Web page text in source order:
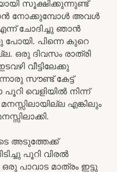
സൂക്ഷിക്കുന്നുണ്ട്
നോക്കുമ്പോൾ അവൾ
ചോദിച്ചു ഞാൻ
പിന്നെ കുറെ
ഒരു ദിവസം രാത്രി
വീട്ടിലേക്കു
സൗണ്ട് കേട്ട്
വെളിയിൽ നിന്ന്
എങ്കിലും
അടുത്തേക്ക്
പൂറി വിരൽ
പാവാട മാത്രം ഇട്ടു